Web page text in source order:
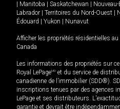
Manitoba Saskatchewan
Labrador
Territoires du Nord-Ouest
Édouard
Yukon Nunavut
Afficher les propriétés résidentielles au
Canada
Les informations des propriétés sur
Royal LePageMD et du service de
canadienne de l’immobilier (SDD®).
inscriptions tenues par des agences
LePage et ses distributeurs.
garantie et devrait être